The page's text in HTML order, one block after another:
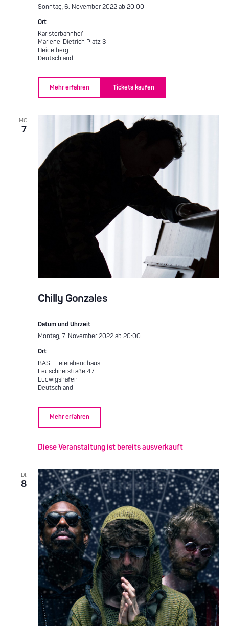
Sonntag, 6. November 2022 ab 20:00
Ort
Karlstorbahnhof
Marlene-Dietrich Platz 3
Heidelberg
Deutschland
Mehr erfahren Tickets kaufen
MO.
7
Chilly Gonzales
Datum und Uhrzeit
Montag, 7. November 2022 ab 20:00
Ort
BASF Feierabendhaus
Leuschnerstraße 47
Ludwigshafen
Deutschland
Mehr erfahren
Diese Veranstaltung ist bereits ausverkauft
DI.
8